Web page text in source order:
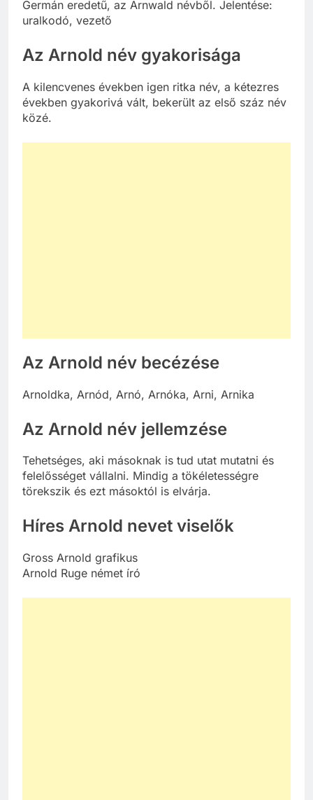
Germán eredetű, az Arnwald névből. Jelentése:
uralkodó, vezető
Az Arnold név gyakorisága
A kilencvenes években igen ritka név, a kétezres
években gyakorivá vált, bekerült az első száz név
közé.
Az Arnold név becézése
Arnoldka, Arnód, Arnó, Arnóka, Arni, Arnika
Az Arnold név jellemzése
Tehetséges, aki másoknak is tud utat mutatni és
felelősséget vállalni. Mindig a tökéletességre
törekszik és ezt másoktól is elvárja.
Híres Arnold nevet viselők
Gross Arnold grafikus
Arnold Ruge német író